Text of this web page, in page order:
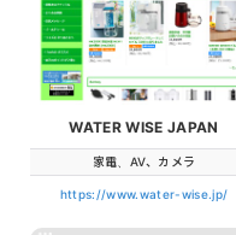
WATER WISE JAPAN
家電、AV、カメラ
https://www.water-wise.jp/